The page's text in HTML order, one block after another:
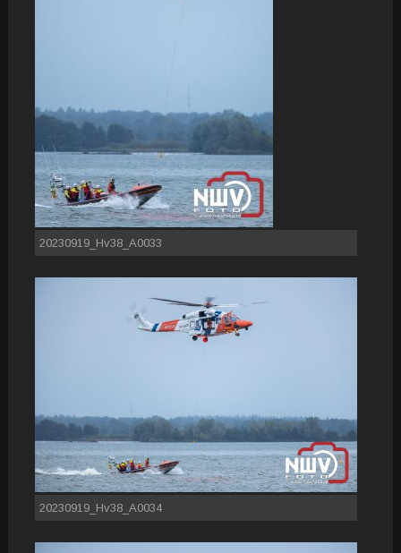
20230919_Hv38_A0033
20230919_Hv38_A0034